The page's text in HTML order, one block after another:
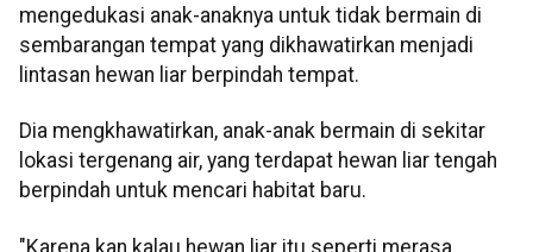
mengedukasi anak-anaknya untuk tidak bermain di
sembarangan tempat yang dikhawatirkan menjadi
lintasan hewan liar berpindah tempat.
Dia mengkhawatirkan, anak-anak bermain di sekitar
lokasi tergenang air, yang terdapat hewan liar tengah
berpindah untuk mencari habitat baru.
"Karena kan kalau hewan liar itu seperti merasa